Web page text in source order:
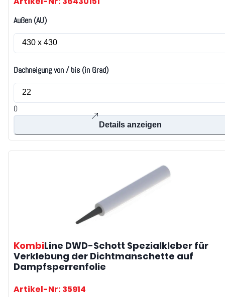
Außen (AU)
Dachneigung von / bis (in Grad)
0
Details anzeigen
KombiLine DWD-Schott Spezialkleber für
Verklebung der Dichtmanschette auf
Dampfsperrenfolie
Artikel-Nr: 35914